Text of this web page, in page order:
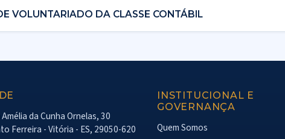
VOLUNTARIADO DA CLASSE CONTÁBIL
Amélia da Cunha Ornelas, 30
Ferreira - Vitória - ES, 29050-620
INSTITUCIONAL E
GOVERNANÇA
Quem Somos